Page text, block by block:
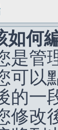
如何
是管
可以
的一
修改